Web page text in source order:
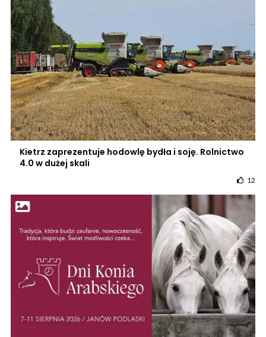
Kietrz zaprezentuje hodowlę bydła i soję. Rolnictwo
4.0 w dużej skali
12